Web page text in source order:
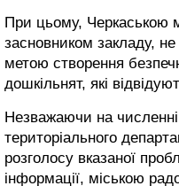
При цьому, Черкаською
засновником закладу,
метою створення
дошкільнят, які
Незважаючи на численні
територіального
розголосу вказаної
інформації, міською